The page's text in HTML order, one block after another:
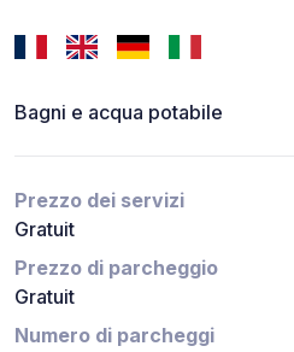
Bagni e acqua potabile
Prezzo dei servizi
Gratuit
Prezzo di parcheggio
Gratuit
Numero di parcheggi